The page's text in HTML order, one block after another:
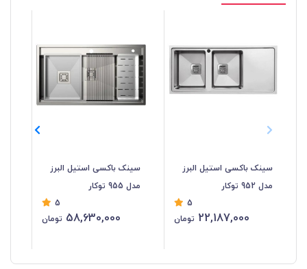
سینک باکسی استیل البرز
مدل 952 توکار
5
22,187,000 تومان
سینک باکسی استیل البرز
مدل 955 توکار
5
58,630,000 تومان